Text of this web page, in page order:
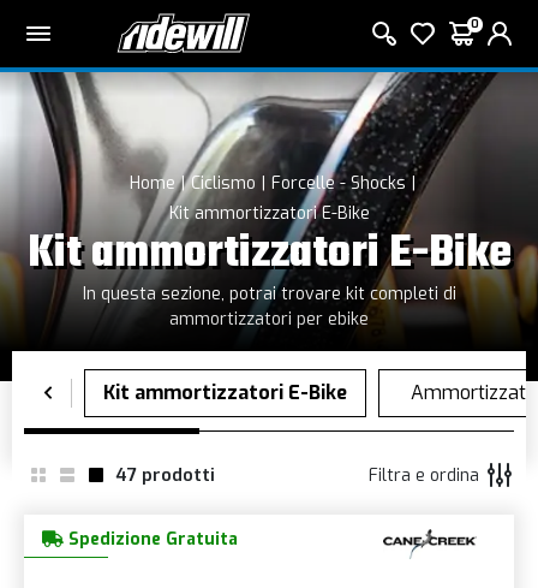
0
Home Ciclismo
Forcelle - Shocks
Kit ammortizzatori E-Bike
Kit ammortizzatori E-Bike
In questa sezione, potrai trovare kit completi di
ammortizzatori per ebike
47 prodotti Filtra e ordina
Spedizione Gratuita